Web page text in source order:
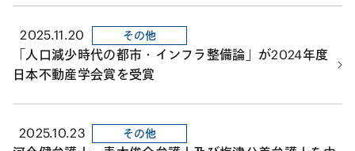
2025.11.20 その他
「人口減少時代の都市・インフラ整備論」が2024年度
日本不動産学会賞を受賞
2025.10.23 その他